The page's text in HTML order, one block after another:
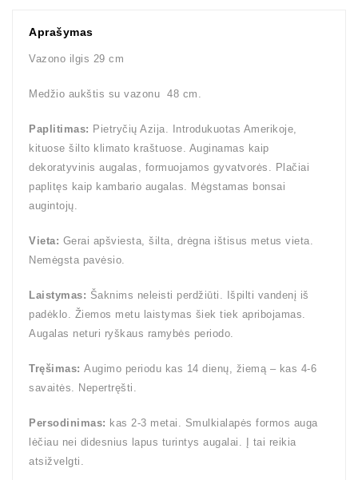
Aprašymas
Vazono ilgis 29 cm
Medžio aukštis su vazonu 48 cm.
Paplitimas: Pietryčių Azija. Introdukuotas Amerikoje,
kituose šilto klimato kraštuose. Auginamas kaip
dekoratyvinis augalas, formuojamos gyvatvorės. Plačiai
paplitęs kaip kambario augalas. Mėgstamas bonsai
augintojų.
Vieta: Gerai apšviesta, šilta, drėgna ištisus metus vieta.
Nemėgsta pavėsio.
Laistymas: Šaknims neleisti perdžiūti. Išpilti vandenį iš
padėklo. Žiemos metu laistymas šiek tiek apribojamas.
Augalas neturi ryškaus ramybės periodo.
Tręšimas: Augimo periodu kas 14 dienų, žiemą – kas 4-6
savaitės. Nepertręšti.
Persodinimas: kas 2-3 metai. Smulkialapės formos auga
lėčiau nei didesnius lapus turintys augalai. Į tai reikia
atsižvelgti.